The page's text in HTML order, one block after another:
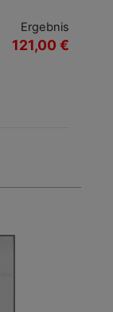
Ergebnis
121,00 €